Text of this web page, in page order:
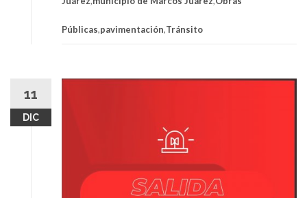
Públicas,pavimentación,Tránsito
11
DIC